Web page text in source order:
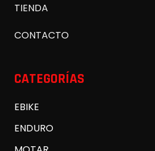
TIENDA
CONTACTO
CATEGORÍAS
EBIKE
ENDURO